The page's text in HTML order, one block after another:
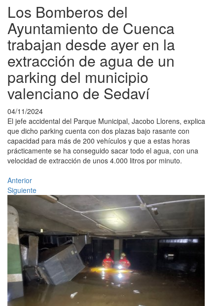
Los Bomberos del
Ayuntamiento de Cuenca
trabajan desde ayer en la
extracción de agua de un
parking del municipio
valenciano de Sedaví
04/11/2024
El jefe accidental del Parque Municipal, Jacobo Llorens, explica
que dicho parking cuenta con dos plazas bajo rasante con
capacidad para más de 200 vehículos y que a estas horas
prácticamente se ha conseguido sacar todo el agua, con una
velocidad de extracción de unos 4.000 litros por minuto.
Anterior
Siguiente